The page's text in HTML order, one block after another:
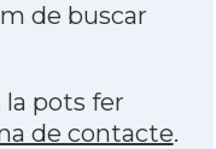
de buscar
la pots fer
de contacte.